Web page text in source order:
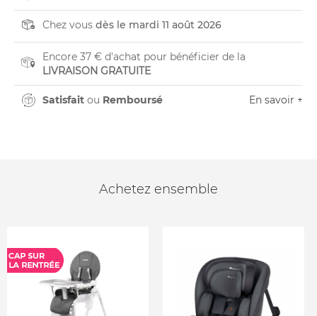
Chez vous dès le mardi 11 août 2026
Encore 37 € d'achat pour bénéficier de la
LIVRAISON GRATUITE
Satisfait ou Remboursé En savoir +
Achetez ensemble